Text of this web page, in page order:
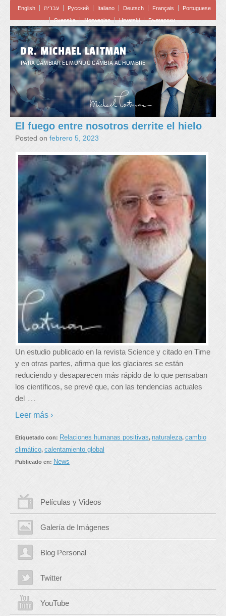
English עברית Pусский Italiano Deutsch Français
Portuguese
Svenska
Norwegian Hrvatski Български
DR. MICHAEL LAITMAN
PARA CAMBIAR EL MUNDO CAMBIA AL HOMBRE
El fuego entre nosotros derrite el hielo
Posted on febrero 5, 2023
Un estudio publicado en la revista Science y citado en Time
y en otras partes, afirma que los glaciares se están
reduciendo y desaparecen más rápido de lo que pensaban
los científicos, se prevé que, con las tendencias actuales
del …
Leer más ›
Etiquetado con: Relaciones humanas positivas, naturaleza, cambio
climático, calentamiento global
Publicado en: News
Películas y Videos
Galería de Imágenes
Blog Personal
Twitter
YouTube